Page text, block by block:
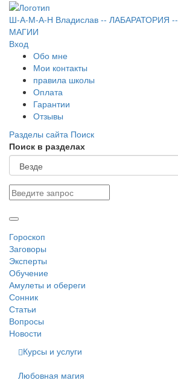
Ш-А-М-А-Н Владислав -- ЛАБАРАТОРИЯ --
МАГИИ
Вход
Обо мне
Мои контакты
правила школы
Оплата
Гарантии
Отзывы
Разделы сайта Поиск
Поиск в разделах
Гороскоп
Заговоры
Эксперты
Обучение
Амулеты и обереги
Сонник
Статьи
Вопросы
Новости
Курсы и услуги
Любовная магия